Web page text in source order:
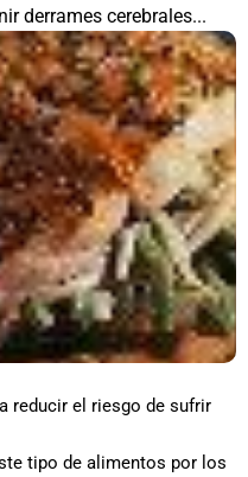
derrames cerebrales...
reducir el riesgo de sufrir
tipo de alimentos por los